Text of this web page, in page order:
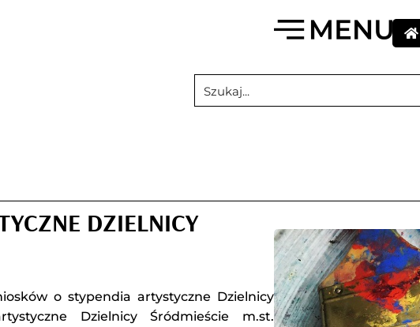
DZIELNICY
o stypendia artystyczne Dzielnicy
Dzielnicy Śródmieście m.st.